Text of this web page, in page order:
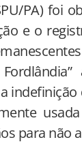
PA) foi
e o
para não